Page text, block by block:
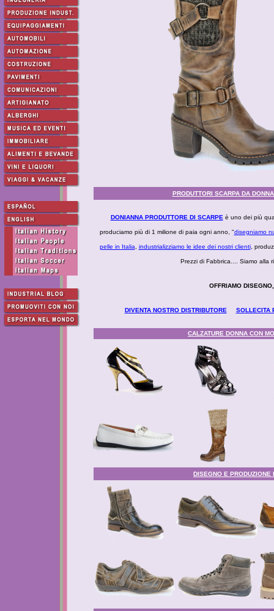
PRODUTTORI SCARPA DA
DONIANNA PRODUTTORE DI SCARPE è uno dei più
produciamo più di 1 milione di paia ogni anno, "disegniamo
pelle in Italia industrializziamo le idee dei nostri clienti,
Prezzi di Fabbrica.... Siamo alla
OFFRIAMO
DIVENTA NOSTRO DISTRIBUTORE SOLLECITA
CALZATURE DONNA CON
DISEGNO E PRODUZIONE